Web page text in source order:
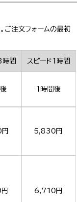
ご注文フォームの最初
時間 スピード1時間
1時間後
5,830円
6,710円